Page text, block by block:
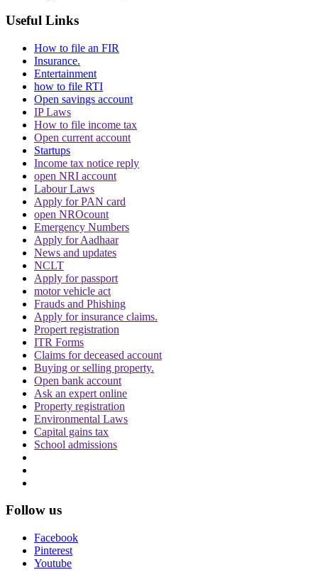
Useful Links
How to file an FIR
Insurance.
Entertainment
how to file RTI
Open savings account
IP Laws
How to file income tax
Open current account
Startups
Income tax notice reply
open NRI account
Labour Laws
Apply for PAN card
open NROcount
Emergency Numbers
Apply for Aadhaar
News and updates
NCLT
Apply for passport
motor vehicle act
Frauds and Phishing
Apply for insurance claims.
Propert registration
ITR Forms
Claims for deceased account
Buying or selling property.
Open bank account
Ask an expert online
Property registration
Environmental Laws
Capital gains tax
School admissions
Follow us
Facebook
Pinterest
Youtube